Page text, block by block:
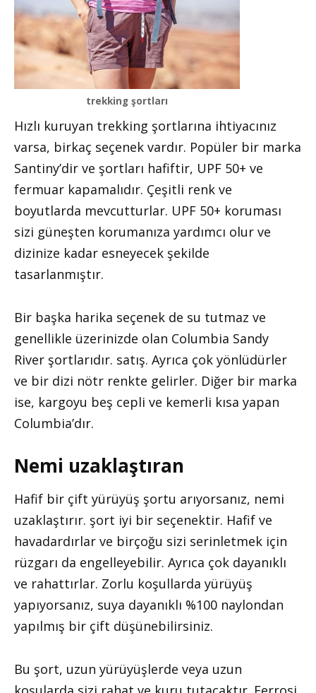
trekking şortları
Hızlı kuruyan trekking şortlarına ihtiyacınız
varsa, birkaç seçenek vardır. Popüler bir marka
Santiny’dir ve şortları hafiftir, UPF 50+ ve
fermuar kapamalıdır. Çeşitli renk ve
boyutlarda mevcutturlar. UPF 50+ koruması
sizi güneşten korumanıza yardımcı olur ve
dizinize kadar esneyecek şekilde
tasarlanmıştır.
Bir başka harika seçenek de su tutmaz ve
genellikle üzerinizde olan Columbia Sandy
River şortlarıdır. satış. Ayrıca çok yönlüdürler
ve bir dizi nötr renkte gelirler. Diğer bir marka
ise, kargoyu beş cepli ve kemerli kısa yapan
Columbia’dır.
Nemi uzaklaştıran
Hafif bir çift yürüyüş şortu arıyorsanız, nemi
uzaklaştırır. şort iyi bir seçenektir. Hafif ve
havadardırlar ve birçoğu sizi serinletmek için
rüzgarı da engelleyebilir. Ayrıca çok dayanıklı
ve rahattırlar. Zorlu koşullarda yürüyüş
yapıyorsanız, suya dayanıklı %100 naylondan
yapılmış bir çift düşünebilirsiniz.
Bu şort, uzun yürüyüşlerde veya uzun